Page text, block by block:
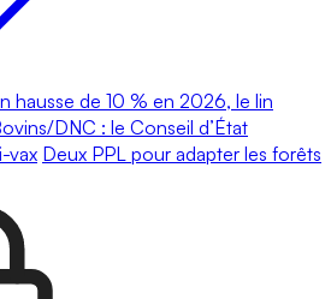
hausse de 10 % en 2026, le lin
DNC : le Conseil d’État
vax Deux PPL pour adapter les forêts